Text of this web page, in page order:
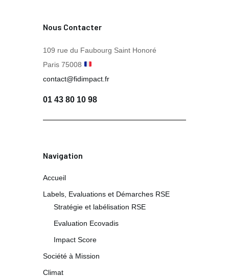
Nous Contacter
109 rue du Faubourg Saint Honoré
Paris 75008
contact@fidimpact.fr
01 43 80 10 98
Navigation
Accueil
Labels, Evaluations et Démarches RSE
Stratégie et labélisation RSE
Evaluation Ecovadis
Impact Score
Société à Mission
Climat